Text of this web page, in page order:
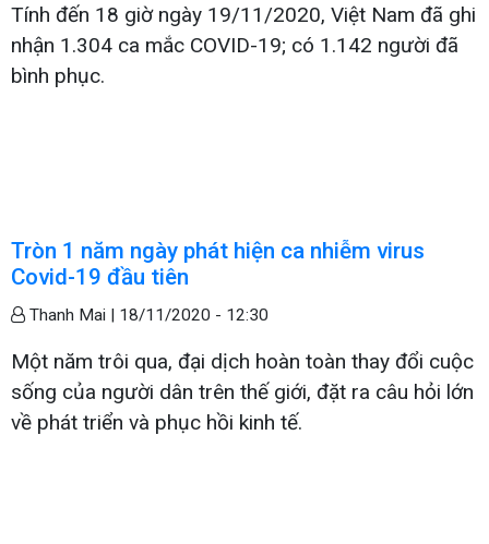
Tính đến 18 giờ ngày 19/11/2020, Việt Nam đã ghi
nhận 1.304 ca mắc COVID-19; có 1.142 người đã
bình phục.
Tròn 1 năm ngày phát hiện ca nhiễm virus
Covid-19 đầu tiên
Thanh Mai | 18/11/2020 - 12:30
Một năm trôi qua, đại dịch hoàn toàn thay đổi cuộc
sống của người dân trên thế giới, đặt ra câu hỏi lớn
về phát triển và phục hồi kinh tế.